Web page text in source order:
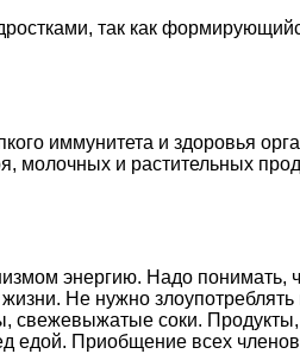
так как
иммунитета и здоровья
и растительных
энергию. Надо понимать,
Не нужно
свежевыжатые соки.
едой. Приобщение всех